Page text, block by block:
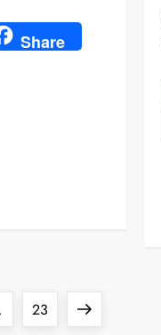
Share
Page
23
Next